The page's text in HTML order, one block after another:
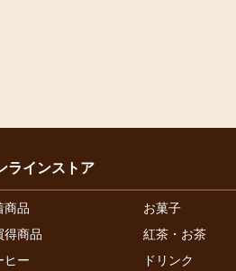
ラインストア
商品
お菓子
得商品
紅茶・お茶
ヒー
ドリンク